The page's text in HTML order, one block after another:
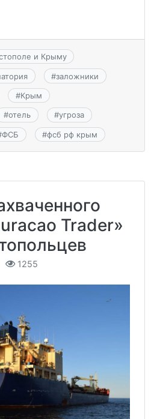
и Крыму
#заложники
#Крым
#отель #угроза
ФСБ #фсб рф крым
Trader»
1255